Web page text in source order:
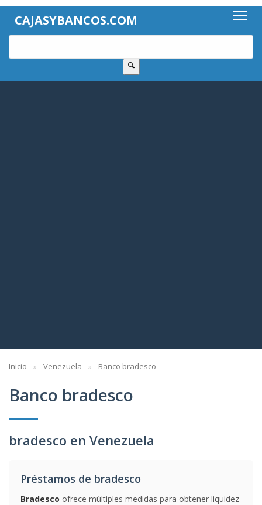
CAJASYBANCOS.COM
🔍
Inicio Venezuela Banco bradesco
Banco bradesco
bradesco en Venezuela
Préstamos de bradesco
Bradesco ofrece múltiples medidas para obtener liquidez